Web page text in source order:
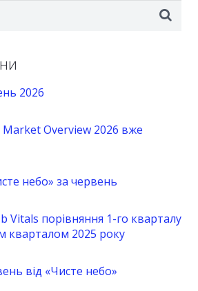
2026
Overview 2026 вже
небо» за червень
Vitals порівняння 1-го кварталу
кварталом 2025 року
від «Чисте небо»